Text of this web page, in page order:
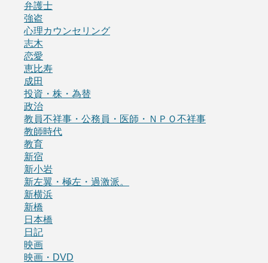
弁護士
強盗
心理カウンセリング
志木
恋愛
恵比寿
成田
投資・株・為替
政治
教員不祥事・公務員・医師・ＮＰＯ不祥事
教師時代
教育
新宿
新小岩
新左翼・極左・過激派。
新横浜
新橋
日本橋
日記
映画
映画・DVD